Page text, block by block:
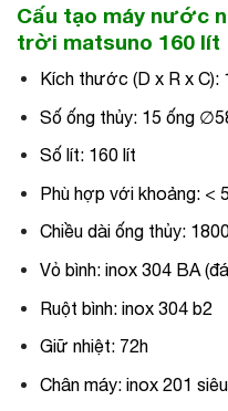
Cấu tạo máy nước
trời matsuno 160 lít
Kích thước (D x R x C):
Số ống thủy: 15 ống
Số lít: 160 lít
Phù hợp với khoảng: <
Chiều dài ống thủy:
Vỏ bình: inox 304 BA
Ruột bình: inox 304 b2
Giữ nhiệt: 72h
Chân máy: inox 201